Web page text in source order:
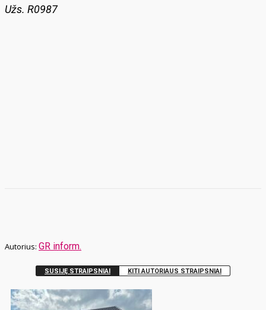
Užs. R0987
GR inform.
SUSIJĘ STRAIPSNIAI KITI AUTORIAUS STRAIPSNIAI